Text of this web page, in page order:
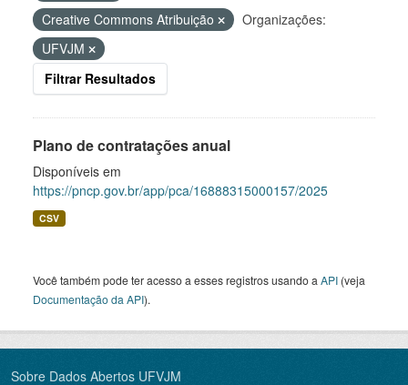
Creative Commons Atribuição
Organizações:
UFVJM
Filtrar Resultados
Plano de contratações anual
Disponíveis em
https://pncp.gov.br/app/pca/16888315000157/2025
CSV
Você também pode ter acesso a esses registros usando a API (veja
Documentação da API).
Sobre Dados Abertos UFVJM